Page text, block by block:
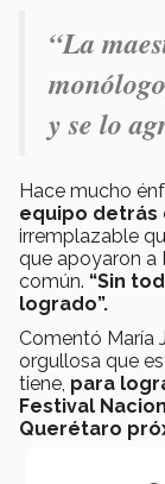
“La
y se lo
Hace mucho
equipo detrás
irremplazable
que apoyaron a
común. “Sin
logrado”.
Comentó María
orgullosa que
tiene, para
Festival
Querétaro